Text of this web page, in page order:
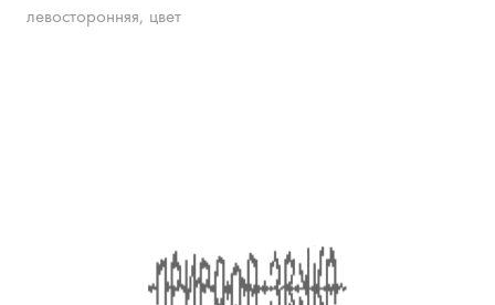
левосторонняя, цвет